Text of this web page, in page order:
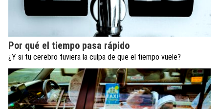
Por qué el tiempo pasa rápido
¿Y si tu cerebro tuviera la culpa de que el tiempo vuele?